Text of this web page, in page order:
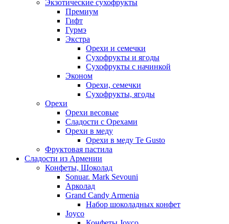
Экзотические сухофрукты
Премиум
Гифт
Гурмэ
Экстра
Орехи и семечки
Сухофрукты и ягоды
Сухофрукты с начинкой
Эконом
Орехи, семечки
Сухофрукты, ягоды
Орехи
Орехи весовые
Сладости с Орехами
Орехи в меду
Орехи в меду Te Gusto
Фруктовая пастила
Сладости из Армении
Конфеты, Шоколад
Sonuar. Mark Sevouni
Арколад
Grand Candy Armenia
Набор шоколадных конфет
Joyco